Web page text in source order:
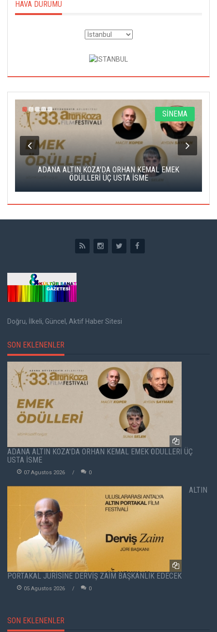
HAVA DURUMU
SİNEMA
ADANA ALTIN KOZA'DA ORHAN KEMAL EMEK
ÖDÜLLERİ ÜÇ USTA İSME
Doğru, İlkeli, Güncel, Aktif Haber Sitesi
SON EKLENENLER
ADANA ALTIN KOZA'DA ORHAN KEMAL EMEK ÖDÜLLERİ ÜÇ
USTA İSME
07 Agustos 2026 0
ALTIN
PORTAKAL JÜRİSİNE DERVİŞ ZAİM BAŞKANLIK EDECEK
05 Agustos 2026 0
SON EKLENENLER